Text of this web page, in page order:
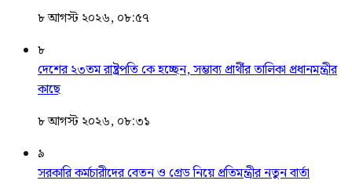
৮ আগস্ট ২০২৬, ০৮:৫৭
৮
দেশের ২৩তম রাষ্ট্রপতি কে হচ্ছেন, সম্ভাব্য প্রার্থীর তালিকা প্রধানমন্ত্রীর
কাছে
৮ আগস্ট ২০২৬, ০৮:৩১
৯
সরকারি কর্মচারীদের বেতন ও গ্রেড নিয়ে প্রতিমন্ত্রীর নতুন বার্তা